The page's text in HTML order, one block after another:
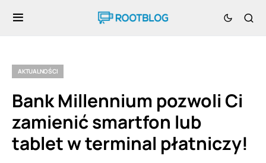
AKTUALNOŚCI
Bank Millennium pozwoli Ci
zamienić smartfon lub
tablet w terminal płatniczy!